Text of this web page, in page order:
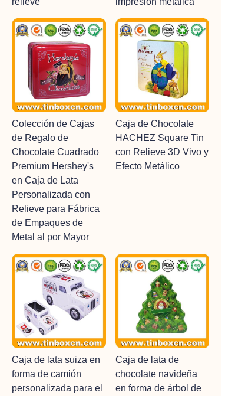
Colección de Cajas
de Regalo de
Chocolate Cuadrado
Premium Hershey's
en Caja de Lata
Personalizada con
Relieve para Fábrica
de Empaques de
Metal al por Mayor
Caja de Chocolate
HACHEZ Square Tin
con Relieve 3D Vivo y
Efecto Metálico
Caja de lata suiza en
forma de camión
personalizada para el
Caja de lata de
chocolate navideña
en forma de árbol de